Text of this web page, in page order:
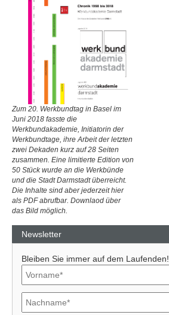
Zum 20. Werkbundtag in Basel im
Juni 2018 fasste die
Werkbundakademie, Initiatorin der
Werkbundtage, ihre Arbeit der letzten
zwei Dekaden kurz auf 28 Seiten
zusammen. Eine limitierte Edition von
50 Stück wurde an die Werkbünde
und die Stadt Darmstadt überreicht.
Die Inhalte sind aber jederzeit hier
als PDF abrufbar. Downlaod über
das Bild möglich.
Newsletter
Bleiben Sie immer auf dem Laufenden!